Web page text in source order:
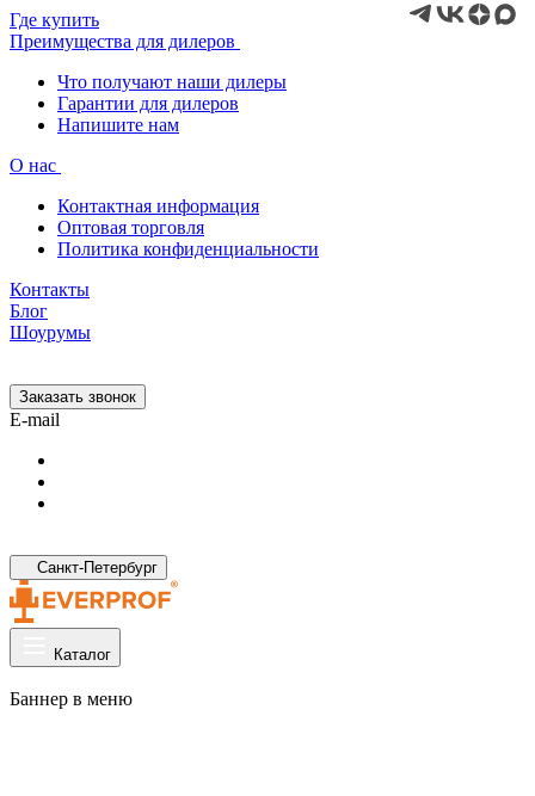
Где купить
Преимущества для дилеров
Что получают наши дилеры
Гарантии для дилеров
Напишите нам
О нас
Контактная информация
Оптовая торговля
Политика конфиденциальности
Контакты
Блог
Шоурумы
Заказать звонок
E-mail
Санкт-Петербург
Каталог
Баннер в меню